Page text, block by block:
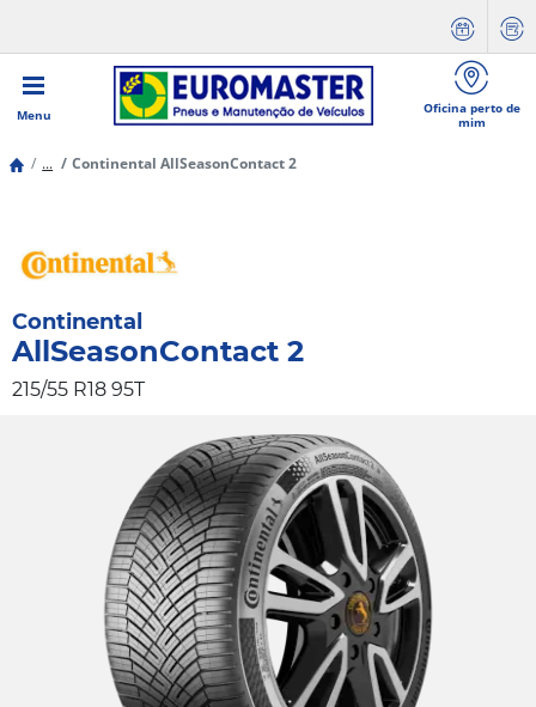
Menu
Oficina perto de
mim
... Continental AllSeasonContact 2
Continental
AllSeasonContact 2
215/55 R18 95T